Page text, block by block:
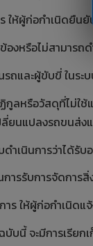
ให้ผู้ก่อกำเนิดยืน
งหรือไม่สามารถ
รถและผู้ขับขี่ ในร
ฏิกูลหรือวัสดุที่ไม่ใ
ลี่ยนแปลงรถขนส่
ำเนินการว่าได้รั
การรับการจัดการ
ร ให้ผู้ก่อกำเนิดแ
บับนี้ จะมีการเรีย